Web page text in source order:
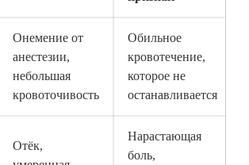
Онемение от
анестезии,
небольшая
кровоточивость
Обильное
кровотечение,
которое не
останавливается
Отёк,
Нарастающая
боль,